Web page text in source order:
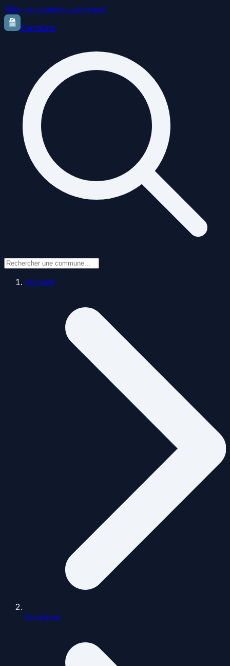
Aller au contenu principal
Elections
Accueil
Occitanie